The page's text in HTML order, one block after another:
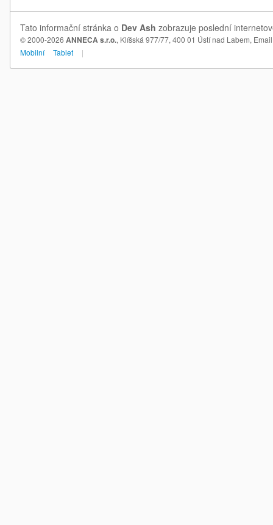
Tato informační stránka o Dev Ash zobrazuje poslední
© 2000-2026 ANNECA s.r.o., Klíšská 977/77, 400 01 Ústí nad Labem,
Mobilní
Tablet |